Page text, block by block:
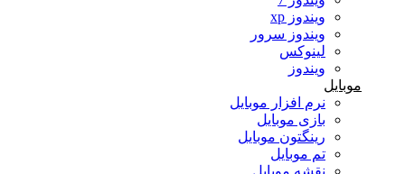
ویندوز xp
ویندوز سرور
لینوکس
ویندوز
نرم افزار موبایل
بازی موبایل
رینگتون موبایل
تم موبایل
نقشه موبایل